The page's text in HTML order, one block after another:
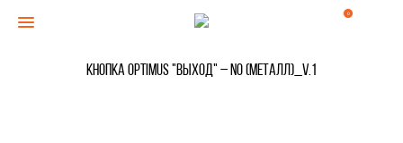
0
Кнопка Optimus "Выход" – NO (металл)_V.1